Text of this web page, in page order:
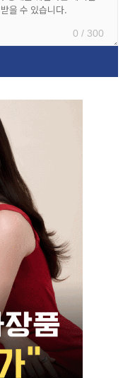
0 / 300